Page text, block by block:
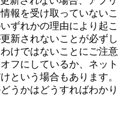
報を受け取っていないこ
ずれかの理由により起こ
新されないことが必ずし
けではないことにご注意
フにしているか、ネット
という場合もあります。
うかはどうすればわかり